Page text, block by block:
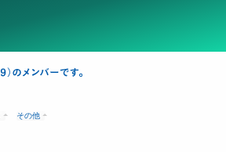
その他